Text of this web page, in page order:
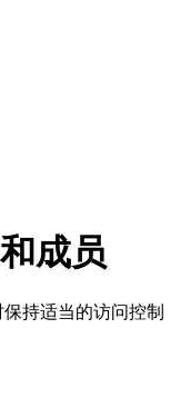
成员
持适当的访问控制